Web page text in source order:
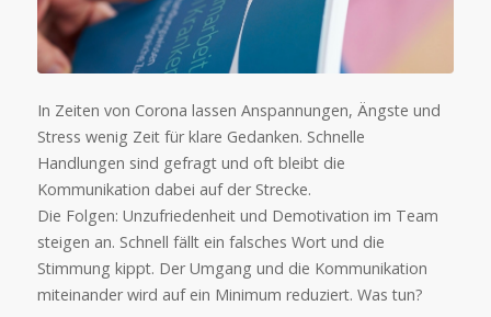
In Zeiten von Corona lassen Anspannungen, Ängste und
Stress wenig Zeit für klare Gedanken. Schnelle
Handlungen sind gefragt und oft bleibt die
Kommunikation dabei auf der Strecke.
Die Folgen: Unzufriedenheit und Demotivation im Team
steigen an. Schnell fällt ein falsches Wort und die
Stimmung kippt. Der Umgang und die Kommunikation
miteinander wird auf ein Minimum reduziert. Was tun?